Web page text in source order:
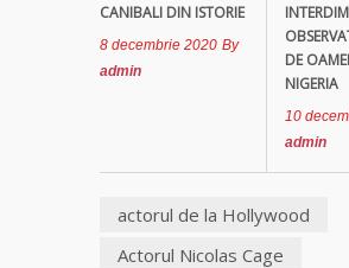
CANIBALI DIN ISTORIE
8 decembrie 2020 By
admin
DE
NIGERIA
10
admin
actorul de la Hollywood
Actorul Nicolas Cage